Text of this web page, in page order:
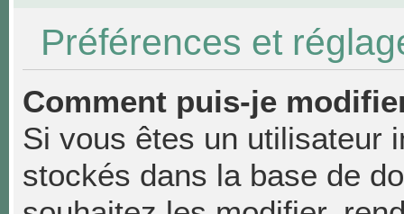
Préférences et
Comment puis-je
Si vous êtes un utilisateur
stockés dans la base de